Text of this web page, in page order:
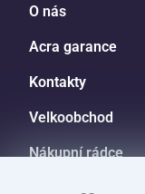
O nás
Acra garance
Kontakty
Velkoobchod
Nákupní rádce